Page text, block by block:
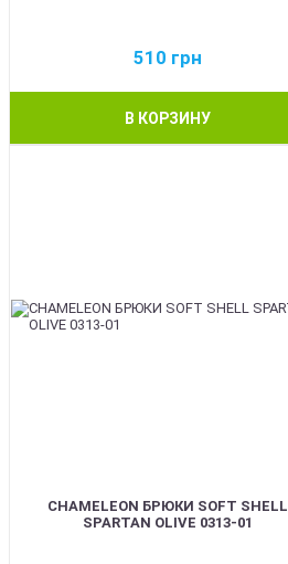
510 грн
В КОРЗИНУ
CHAMELEON БРЮКИ SOFT SHELL
SPARTAN OLIVE 0313-01